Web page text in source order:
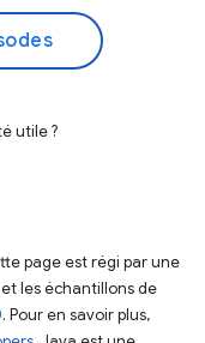
utile ?
page est régi par une
et les échantillons de
. Pour en savoir plus,